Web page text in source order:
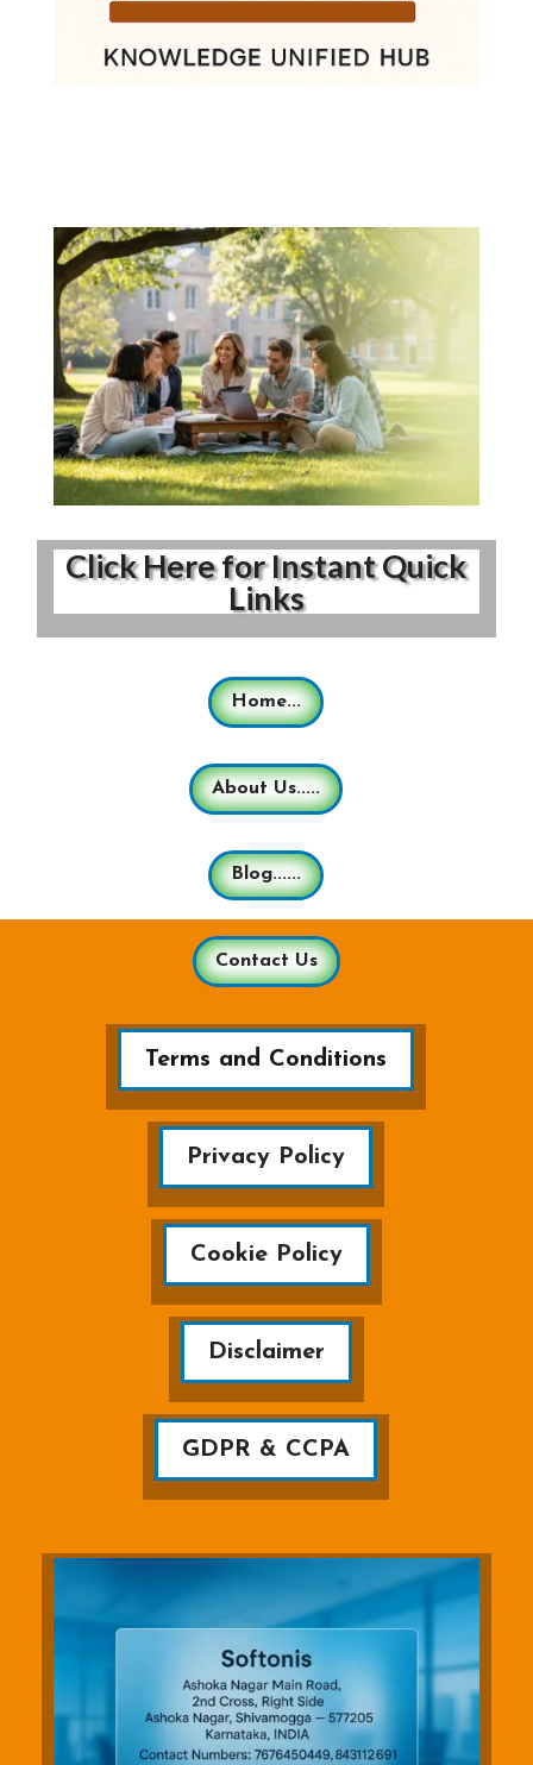
Click Here for Instant Quick
Links
Home...
About Us.....
Blog......
Contact Us
Terms and Conditions
Privacy Policy
Cookie Policy
Disclaimer
GDPR & CCPA